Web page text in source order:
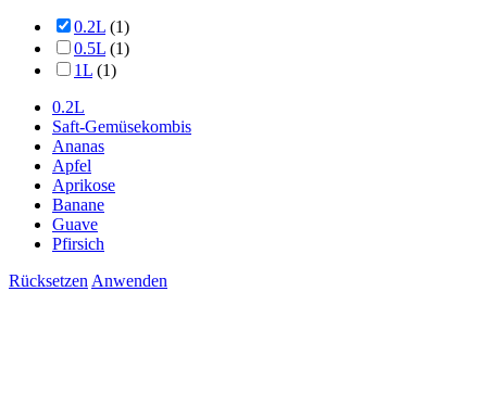
0.2L (1)
0.5L (1)
1L (1)
0.2L
Saft-Gemüsekombis
Ananas
Apfel
Aprikose
Banane
Guave
Pfirsich
Rücksetzen Anwenden